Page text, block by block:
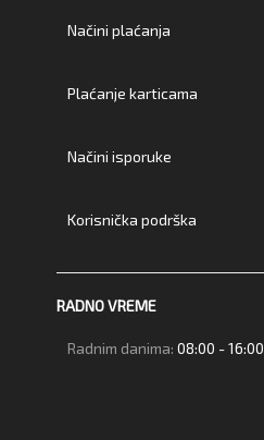
Načini plaćanja
Plaćanje karticama
Načini isporuke
Korisnička podrška
RADNO VREME
Radnim danima: 08:00 - 16:00